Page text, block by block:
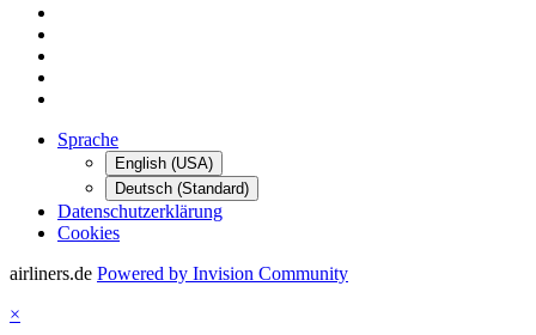
Sprache
English (USA)
Deutsch (Standard)
Datenschutzerklärung
Cookies
airliners.de Powered by Invision Community
×